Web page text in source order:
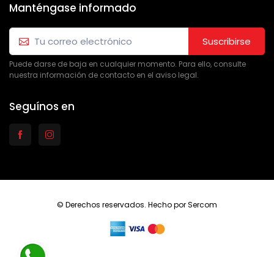
Manténgase informado
Suscribirse
Puede darse de baja en cualquier momento. Para ello, consulte
nuestra información de contacto en el aviso legal.
Seguínos en
© Derechos reservados. Hecho porSercom